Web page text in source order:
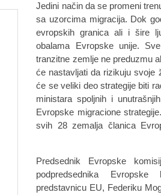
Jedini način da se promeni
sa uzorcima migracija. Dok
evropskih granica ali i šire
obalama Evropske unije.
tranzitne zemlje ne preduzmu
će nastavljati da rizikuju svoje
će se veliki deo strategije biti
ministara spoljnih i
Evropske migracione
svih 28 zemalja članica
Predsednik Evropske
podpredsednika
predstavnicu EU, Federiku